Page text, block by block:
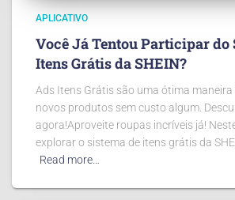
APLICATIVO
Você Já Tentou Participar do
Itens Grátis da SHEIN?
Ads Itens Grátis são uma ótima
novos produtos sem custo algum.
agora!Aproveite roupas incríveis já!
explorar o sistema de itens grátis da
Read more…